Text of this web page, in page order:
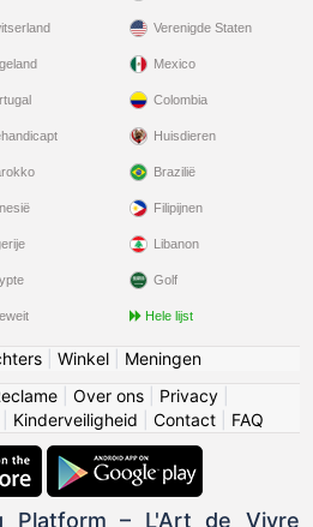
Verenigde Staten
Mexico
Colombia
Huisdieren
Brazilië
Filipijnen
Libanon
Golf
Hele lijst
| Winkel| Meningen
Over ons Privacy
Kinderveiligheid Contact FAQ
Platform – L'Art de Vivre